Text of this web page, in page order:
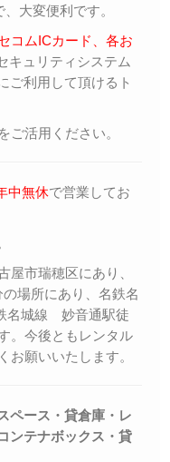
、大変便利です。
コムICカード、各お
キュリティシステム
ご利用して頂けるト
をご活用ください。
中無休で営業してお
屋市瑞穂区にあり、
場所にあり、名鉄名
名城線 妙音通駅徒
。今後ともレンタル
お願いいたします。
ペース・貸倉庫・レ
ンテナボックス・ 貸